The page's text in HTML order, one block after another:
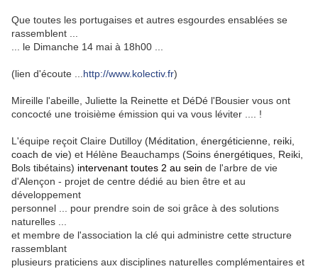
Que toutes les portugaises et autres esgourdes ensablées se
rassemblent ...
... le Dimanche 14 mai à 18h00 ...
(lien d'écoute ... http://www.kolectiv.fr)
Mireille l'abeille, Juliette la Reinette et DéDé l'Bousier vous ont
concocté une troisième émission qui va vous léviter .... !
L'équipe reçoit Claire Dutilloy (Méditation, énergéticienne, reiki,
coach de vie) et Hélène Beauchamps (Soins énergétiques, Reiki,
Bols tibétains) intervenant toutes 2 au sein de l'arbre de vie
d'Alençon - projet de centre dédié au bien être et au
développement
personnel ... pour prendre soin de soi grâce à des solutions
naturelles ...
et membre de l'association la clé qui administre cette structure
rassemblant
plusieurs praticiens aux disciplines naturelles complémentaires et